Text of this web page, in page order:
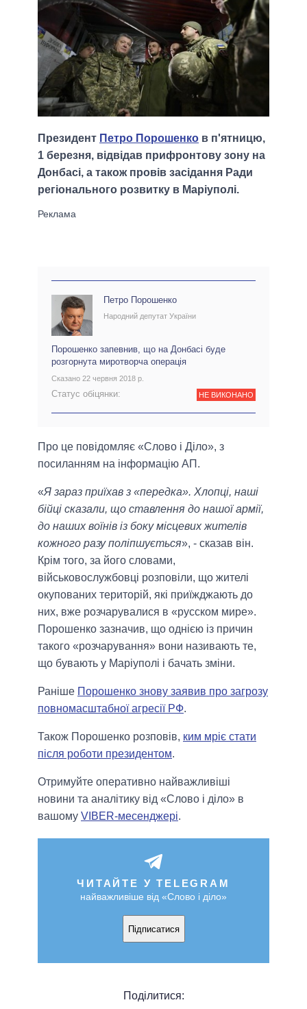
Президент Петро Порошенко в п'ятницю,
1 березня, відвідав прифронтову зону на
Донбасі, а також провів засідання Ради
регіонального розвитку в Маріуполі.
Петро Порошенко
Народний депутат України
Порошенко запевнив, що на Донбасі буде
розгорнута миротворча операція
Сказано 22 червня 2018 р.
Статус обіцянки: НЕ ВИКОНАНО
Про це повідомляє «Слово і Діло», з
посиланням на інформацію АП.
«Я зараз приїхав з «передка». Хлопці, наші
бійці сказали, що ставлення до нашої армії,
до наших воїнів із боку місцевих жителів
кожного разу поліпшується», - сказав він.
Крім того, за його словами,
військовослужбовці розповіли, що жителі
окупованих територій, які приїжджають до
них, вже розчарувалися в «русском мире».
Порошенко зазначив, що однією із причин
такого «розчарування» вони називають те,
що бувають у Маріуполі і бачать зміни.
Раніше Порошенко знову заявив про загрозу
повномасштабної агресії РФ.
Також Порошенко розповів, ким мріє стати
після роботи президентом.
Отримуйте оперативно найважливіші
новини та аналітику від «Слово і діло» в
вашому VIBER-месенджері.
ЧИТАЙТЕ У TELEGRAM
найважливіше від «Слово і діло»
Підписатися
Поділитися: